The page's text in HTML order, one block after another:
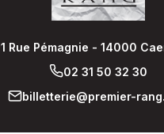
1 Rue Pémagnie - 14000
02 31 50 32 30
billetterie@premier-